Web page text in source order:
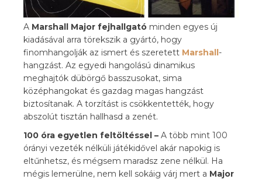
A Marshall Major fejhallgató minden egyes új
kiadásával arra törekszik a gyártó, hogy
finomhangolják az ismert és szeretett Marshall -
hangzást. Az egyedi hangolású dinamikus
meghajtók dübörgő basszusokat, sima
középhangokat és gazdag magas hangzást
biztosítanak. A torzítást is csökkentették, hogy
abszolút tisztán hallhasd a zenét.
100 óra egyetlen feltöltéssel – A több mint 100
órányi vezeték nélküli játékidővel akár napokig is
eltűnhetsz, és mégsem maradsz zene nélkül. Ha
mégis lemerülne, nem kell sokáig várj mert a Major